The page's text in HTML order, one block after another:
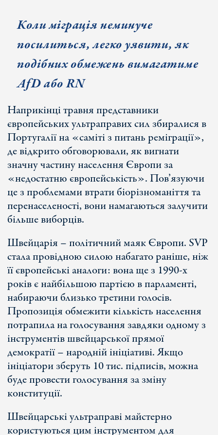
Коли міграція неминуче
посилиться, легко уявити, як
подібних обмежень вимагатиме
AfD або RN
Наприкінці травня представники
європейських ультраправих сил збиралися в
Португалії на «саміті з питань реміграції»,
де відкрито обговорювали, як вигнати
значну частину населення Європи за
«недостатню європейськість». Пов’язуючи
це з проблемами втрати біорізноманіття та
перенаселеності, вони намагаються залучити
більше виборців.
Швейцарія – політичний маяк Європи. SVP
стала провідною силою набагато раніше, ніж
її європейські аналоги: вона ще з 1990-х
років є найбільшою партією в парламенті,
набираючи близько третини голосів.
Пропозиція обмежити кількість населення
потрапила на голосування завдяки одному з
інструментів швейцарської прямої
демократії – народній ініціативі. Якщо
ініціатори зберуть 10 тис. підписів, можна
буде провести голосування за зміну
конституції.
Швейцарські ультраправі майстерно
користуються цим інструментом для